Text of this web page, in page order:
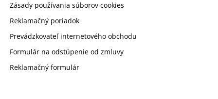
Zásady používania súborov cookies
Reklamačný poriadok
Prevádzkovateľ internetového obchodu
Formulár na odstúpenie od zmluvy
Reklamačný formulár